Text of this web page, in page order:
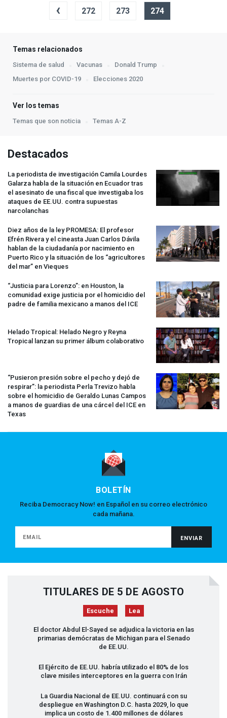
‹ 272 273 274
Temas relacionados
Sistema de salud Vacunas
Donald Trump
Muertes por COVID-19
Elecciones 2020
Ver los temas
Temas que son noticia Temas A-Z
Destacados
La periodista de investigación Camila Lourdes
Galarza habla de la situación en Ecuador tras
el asesinato de una fiscal que investigaba los
ataques de EE.UU. contra supuestas
narcolanchas
Diez años de la ley PROMESA: El profesor
Efrén Rivera y el cineasta Juan Carlos Dávila
hablan de la ciudadanía por nacimiento en
Puerto Rico y la situación de los “agricultores
del mar” en Vieques
“Justicia para Lorenzo”: en Houston, la
comunidad exige justicia por el homicidio del
padre de familia mexicano a manos del ICE
Helado Tropical: Helado Negro y Reyna
Tropical lanzan su primer álbum colaborativo
“Pusieron presión sobre el pecho y dejó de
respirar”: la periodista Perla Trevizo habla
sobre el homicidio de Geraldo Lunas Campos
a manos de guardias de una cárcel del ICE en
Texas
BOLETÍN
Reciba Democracy Now! en Español en su correo electrónico
cada mañana.
TITULARES DE 5 DE AGOSTO
Escuche Lea
El doctor Abdul El-Sayed se adjudica la victoria en las
primarias demócratas de Michigan para el Senado
de EE.UU.
El Ejército de EE.UU. habría utilizado el 80% de los
clave misiles interceptores en la guerra con Irán
La Guardia Nacional de EE.UU. continuará con su
despliegue en Washington D.C. hasta 2029, lo que
implica un costo de 1.400 millones de dólares